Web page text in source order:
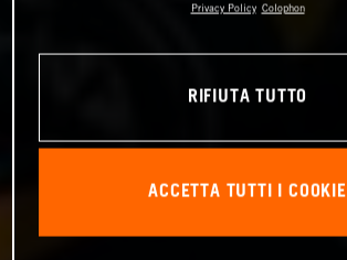
Privacy Policy Colophon
RIFIUTA TUTTO
ACCETTA TUTTI I COOKIE